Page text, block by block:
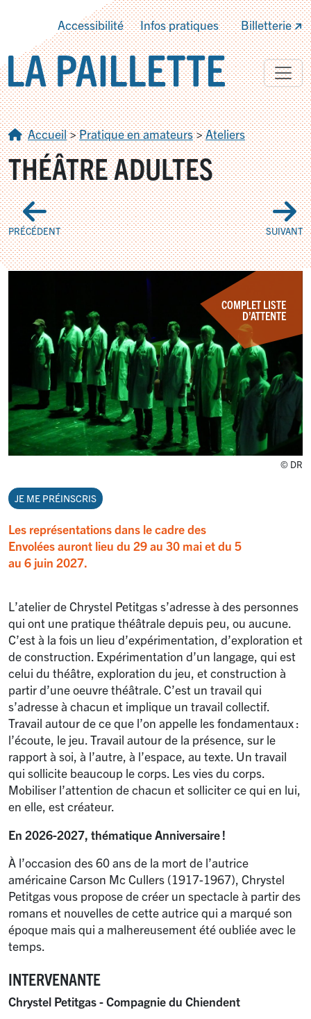
Accessibilité Infos pratiques Billetterie
Accueil>Pratique en amateurs>Ateliers
THÉÂTRE ADULTES
PRÉCÉDENT SUIVANT
COMPLET LISTE
D’ATTENTE
© DR
JE ME PRÉINSCRIS
Les représentations dans le cadre des
Envolées auront lieu du 29 au 30 mai et du 5
au 6 juin 2027.
L’atelier de Chrystel Petitgas s’adresse à des personnes
qui ont une pratique théâtrale depuis peu, ou aucune.
C’est à la fois un lieu d’expérimentation, d’exploration et
de construction. Expérimentation d’un langage, qui est
celui du théâtre, exploration du jeu, et construction à
partir d’une oeuvre théâtrale. C’est un travail qui
s’adresse à chacun et implique un travail collectif.
Travail autour de ce que l’on appelle les fondamentaux :
l’écoute, le jeu. Travail autour de la présence, sur le
rapport à soi, à l’autre, à l’espace, au texte. Un travail
qui sollicite beaucoup le corps. Les vies du corps.
Mobiliser l’attention de chacun et solliciter ce qui en lui,
en elle, est créateur.
En 2026-2027, thématique Anniversaire!
À l’occasion des 60 ans de la mort de l’autrice
américaine Carson Mc Cullers (1917-1967), Chrystel
Petitgas vous propose de créer un spectacle à partir des
romans et nouvelles de cette autrice qui a marqué son
époque mais qui a malhereusement été oubliée avec le
temps.
INTERVENANTE
Chrystel Petitgas - Compagnie du Chiendent